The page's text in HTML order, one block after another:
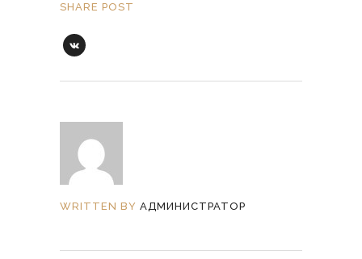
SHARE POST
WRITTEN BY АДМИНИСТРАТОР